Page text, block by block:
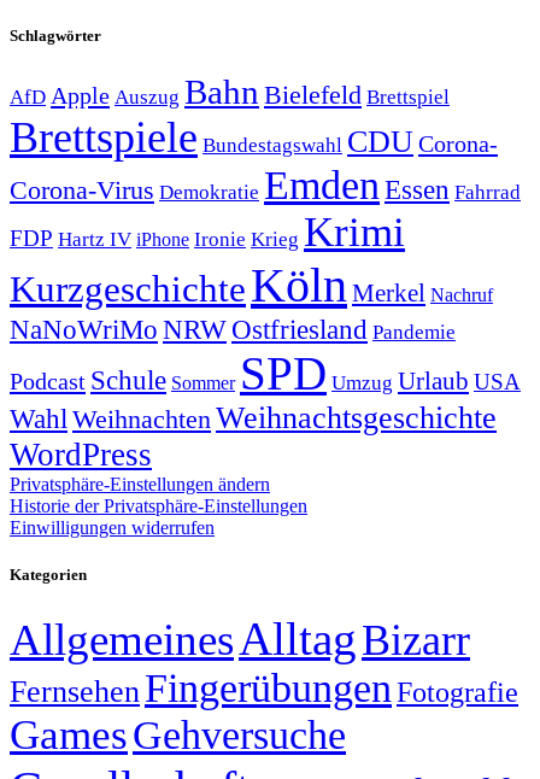
Schlagwörter
AfD Apple Auszug Bahn Bielefeld Brettspiel
Brettspiele Bundestagswahl CDUCorona-
Corona-Virus Demokratie Emden Essen Fahrrad
FDP Hartz IV iPhone Ironie Krieg Krimi
KurzgeschichteKöln Merkel Nachruf
NaNoWriMo NRWOstfriesland Pandemie
Podcast Schule Sommer SPD Umzug Urlaub USA
Wahl Weihnachten Weihnachtsgeschichte
WordPress
Privatsphäre-Einstellungen ändern
Historie der Privatsphäre-Einstellungen
Einwilligungen widerrufen
Kategorien
AllgemeinesAlltagBizarr
FernsehenFingerübungen Fotografie
GamesGehversuche